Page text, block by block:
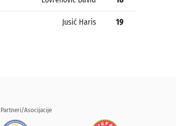
Jusić Haris 19
Partneri/Asocijacije